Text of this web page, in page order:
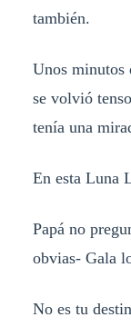
también.
Unos minutos
se volvió
tenía una
En esta Luna
Papá no
obvias- Gala
No es tu